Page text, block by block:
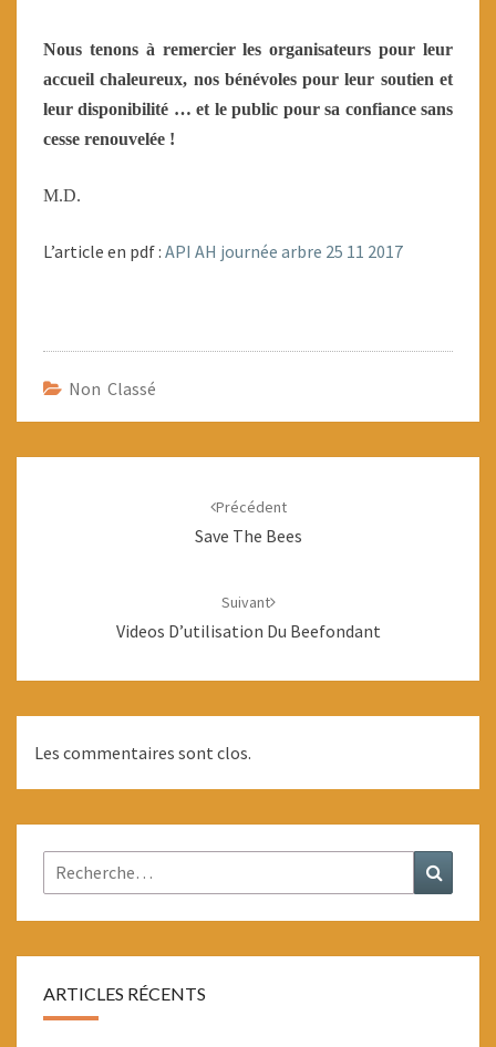
Nous tenons à remercier les organisateurs pour leur
accueil chaleureux, nos bénévoles pour leur soutien et
leur disponibilité … et le public pour sa confiance sans
cesse renouvelée !
M.D.
L’article en pdf : API AH journée arbre 25 11 2017
Non Classé
Précédent
Save The Bees
Suivant
Videos D’utilisation Du Beefondant
Les commentaires sont clos.
Rechercher :
ARTICLES RÉCENTS